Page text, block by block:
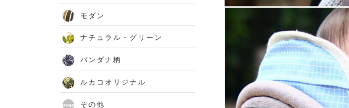
モダン
ナチュラル・グリーン
バンダナ柄
ルカコオリジナル
その他